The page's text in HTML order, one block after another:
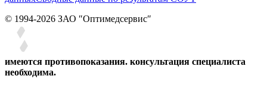
© 1994-2026 ЗАО ″Оптимедсервис″
имеются противопоказания. консультация специалиста
необходима.